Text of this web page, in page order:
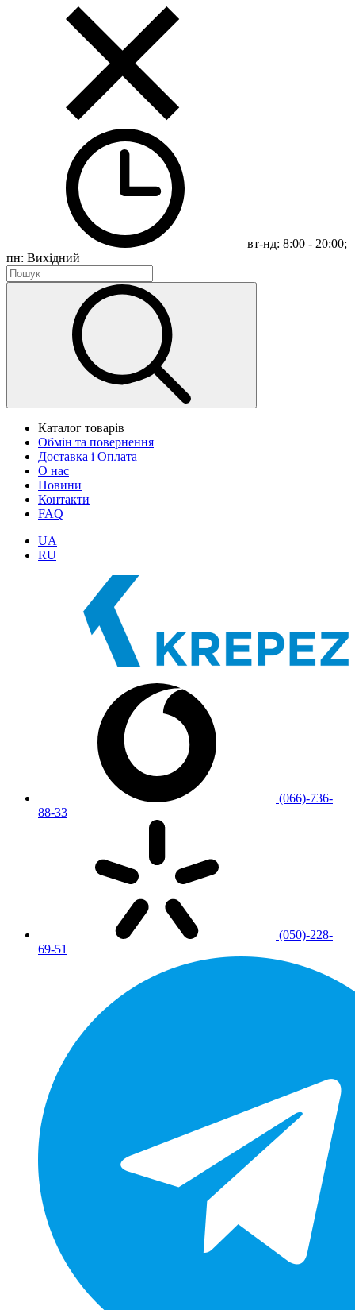
вт-нд: 8:00 - 20:00;
пн: Вихідний
Каталог товарів
Обмін та повернення
Доставка і Оплата
О нас
Новини
Контакти
FAQ
UA
RU
(066)-736-
88-33
(050)-228-
69-51